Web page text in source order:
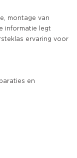
montage van
informatie legt
ervaring voor
en